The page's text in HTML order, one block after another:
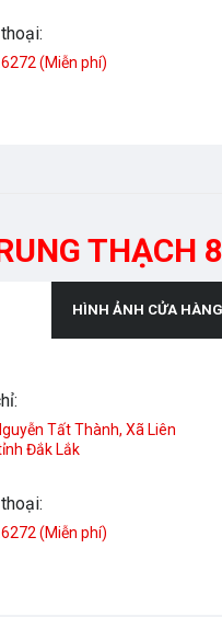
(Miễn phí)
THẠCH 8
HÌNH ẢNH CỬA HÀNG
Tất Thành, Xã Liên
Đắk Lắk
(Miễn phí)